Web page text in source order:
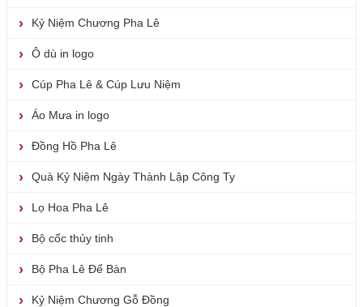
Kỷ Niệm Chương Pha Lê
Ô dù in logo
Cúp Pha Lê & Cúp Lưu Niệm
Áo Mưa in logo
Đồng Hồ Pha Lê
Quà Kỷ Niệm Ngày Thành Lập Công Ty
Lọ Hoa Pha Lê
Bộ cốc thủy tinh
Bộ Pha Lê Để Bàn
Kỷ Niệm Chương Gỗ Đồng